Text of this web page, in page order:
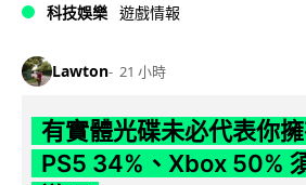
科技娛樂 遊戲情報
Lawton 21 小時
有實體光碟未必代表你擁
PS5 34%、Xbox 50%